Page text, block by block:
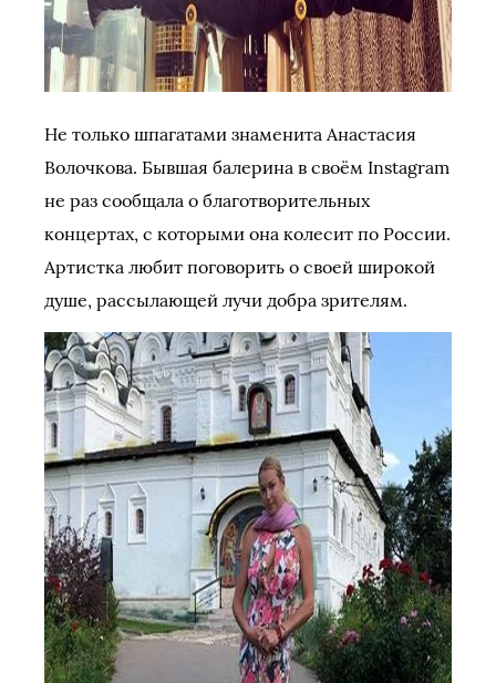
Не только шпагатами знаменита Анастасия
Волочкова. Бывшая балерина в своём Instagram
не раз сообщала о благотворительных
концертах, с которыми она колесит по России.
Артистка любит поговорить о своей широкой
душе, рассылающей лучи добра зрителям.